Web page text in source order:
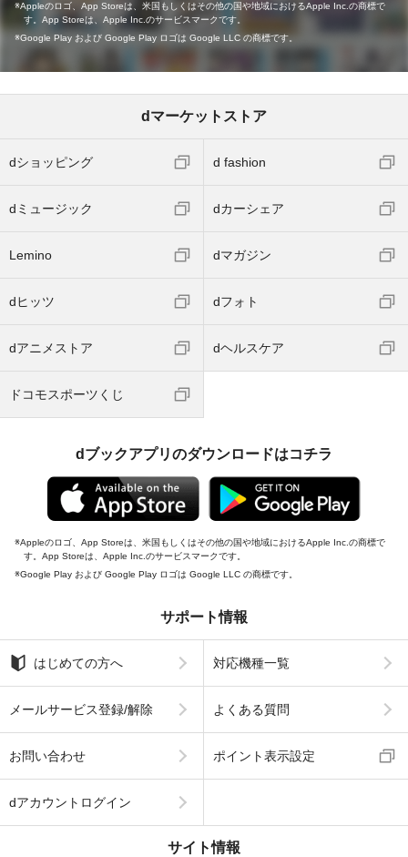
Appleのロゴ、App Storeは、米国もしくはその他の国や地域におけるApple Inc.の商標で
す。App Storeは、Apple Inc.のサービスマークです。
Google Play および Google Play ロゴは Google LLC の商標です。
dマーケットストア
dショッピング d fashion
dミュージック dカーシェア
Lemino dマガジン
dヒッツ dフォト
dアニメストア dヘルスケア
ドコモスポーツくじ
dブックアプリのダウンロードはコチラ
Appleのロゴ、App Storeは、米国もしくはその他の国や地域におけるApple Inc.の商標で
す。App Storeは、Apple Inc.のサービスマークです。
Google Play および Google Play ロゴは Google LLC の商標です。
サポート情報
はじめての方へ 対応機種一覧
メールサービス登録/解除 よくある質問
お問い合わせ ポイント表示設定
dアカウントログイン
サイト情報